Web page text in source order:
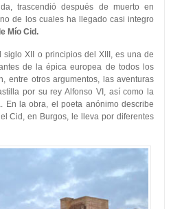
trascendió después de muerto en
de los cuales ha llegado casi integro
Mío Cid.
XII o principios del XIII, es una de
de la épica europea de todos los
entre otros argumentos, las aventuras
por su rey Alfonso VI, así como la
En la obra, el poeta anónimo describe
Cid, en Burgos, le lleva por diferentes